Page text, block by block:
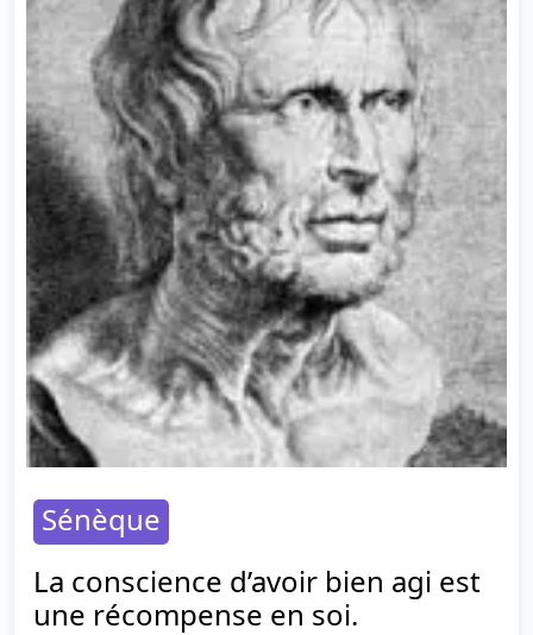
Sénèque
La conscience d’avoir bien agi est
une récompense en soi.